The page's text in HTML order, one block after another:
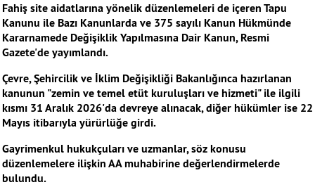
Fahiş site aidatlarına yönelik düzenlemeleri de içeren Tapu
Kanunu ile Bazı Kanunlarda ve 375 sayılı Kanun Hükmünde
Kararnamede Değişiklik Yapılmasına Dair Kanun, Resmi
Gazete'de yayımlandı.
Çevre, Şehircilik ve İklim Değişikliği Bakanlığınca hazırlanan
kanunun "zemin ve temel etüt kuruluşları ve hizmeti" ile ilgili
kısmı 31 Aralık 2026'da devreye alınacak, diğer hükümler ise 22
Mayıs itibarıyla yürürlüğe girdi.
Gayrimenkul hukukçuları ve uzmanlar, söz konusu
düzenlemelere ilişkin AA muhabirine değerlendirmelerde
bulundu.